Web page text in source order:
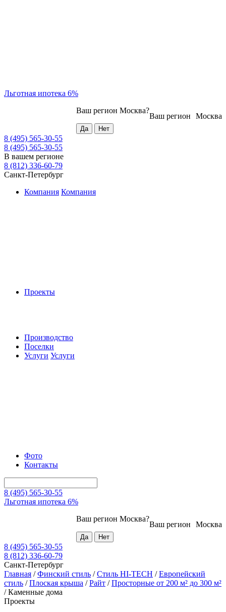
Льготная ипотека 6%
Москва
Ваш регион
Ваш регион Москва?
8 (495) 565-30-55
8 (495) 565-30-55
В вашем регионе
8 (812) 336-60-79
Санкт-Петербург
Компания Компания
Проекты
Производство
Поселки
Услуги Услуги
Фото
Контакты
8 (495) 565-30-55
Льготная ипотека 6%
Москва
Ваш регион
Ваш регион Москва?
8 (495) 565-30-55
8 (812) 336-60-79
Санкт-Петербург
Главная /Финский стиль /Стиль HI-TECH /Европейский
стиль /Плоская крыша /Райт /Просторные от 200 м² до 300 м²
/Каменные дома
Проекты